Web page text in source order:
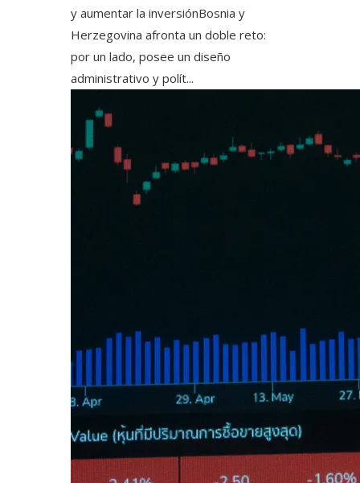
y aumentar la inversiónBosnia y
Herzegovina afronta un doble reto:
por un lado, posee un diseño
administrativo y polít...